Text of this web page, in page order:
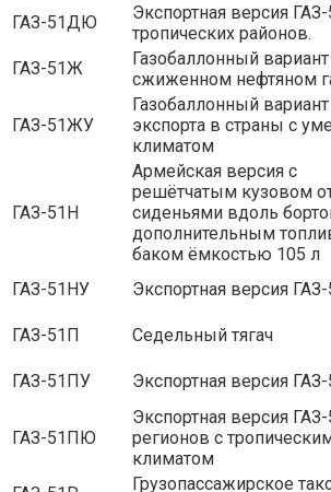
ГАЗ-51ДЮ
Экспортная версия
тропических районов.
ГАЗ-51Ж
Газобаллонный
сжиженном нефтяном
ГАЗ-51ЖУ
Газобаллонный
экспорта в страны с
климатом
ГАЗ-51Н
Армейская версия с
решётчатым кузовом
сиденьями вдоль
дополнительным
баком ёмкостью 105 л
ГАЗ-51НУ Экспортная версия
ГАЗ-51П
Седельный тягач
ГАЗ-51ПУ
Экспортная версия
ГАЗ-51ПЮ
Экспортная версия
регионов с
климатом
Грузопассажирское